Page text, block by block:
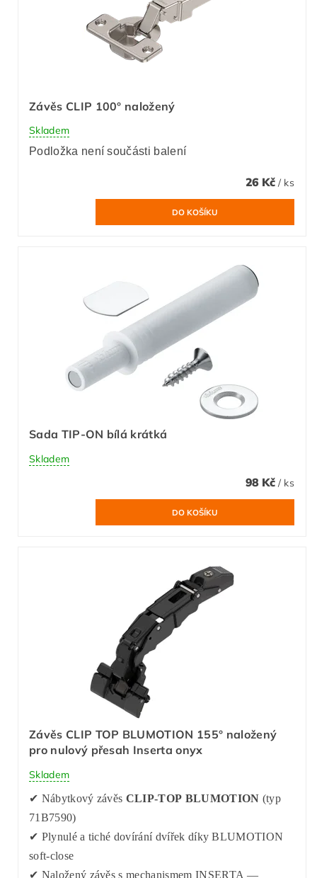
Závěs CLIP 100° naložený
Skladem
Podložka není součásti balení
26 Kč / ks
Sada TIP-ON bílá krátká
Skladem
98 Kč / ks
Závěs CLIP TOP BLUMOTION 155° naložený
pro nulový přesah Inserta onyx
Skladem
✔ Nábytkový závěs CLIP-TOP BLUMOTION (typ
71B7590)
✔ Plynulé a tiché dovírání dvířek díky BLUMOTION
soft-close
✔ Naložený závěs s mechanismem INSERTA —